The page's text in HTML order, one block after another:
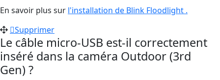
En savoir plus sur l'installation de Blink Floodlight .
Supprimer
Le câble micro-USB est-il correctement
inséré dans la caméra Outdoor (3rd
Gen) ?